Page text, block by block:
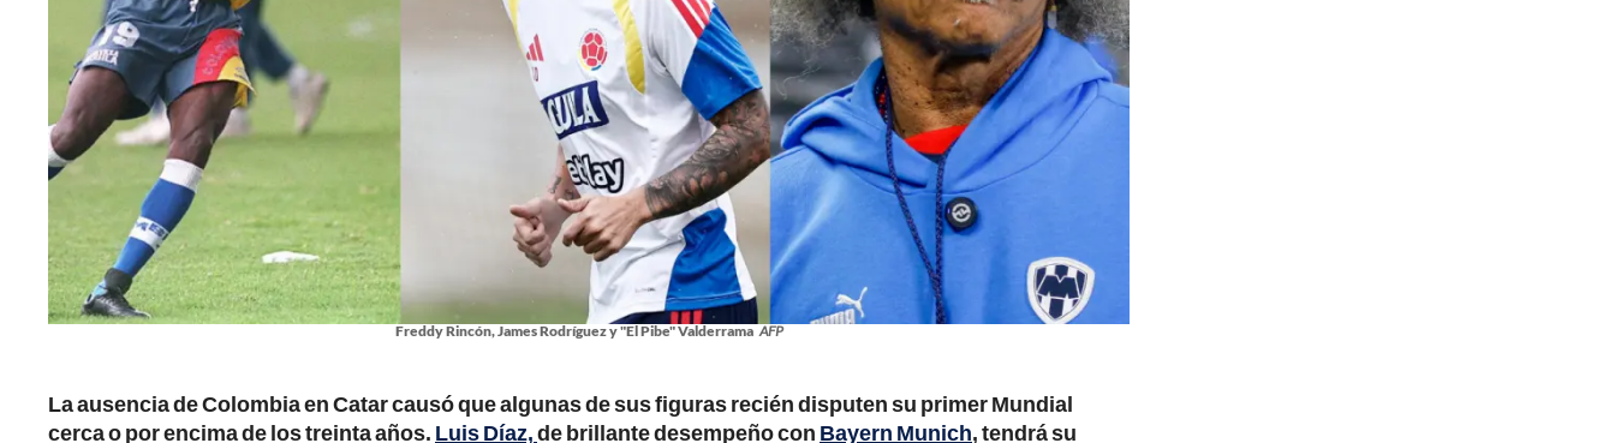
Freddy Rincón, James Rodríguez y "El Pibe" Valderrama AFP
La ausencia de Colombia en Catar causó que algunas de sus figuras recién disputen su primer Mundial
cerca o por encima de los treinta años. Luis Díaz,de brillante desempeño con Bayern Munich, tendrá su